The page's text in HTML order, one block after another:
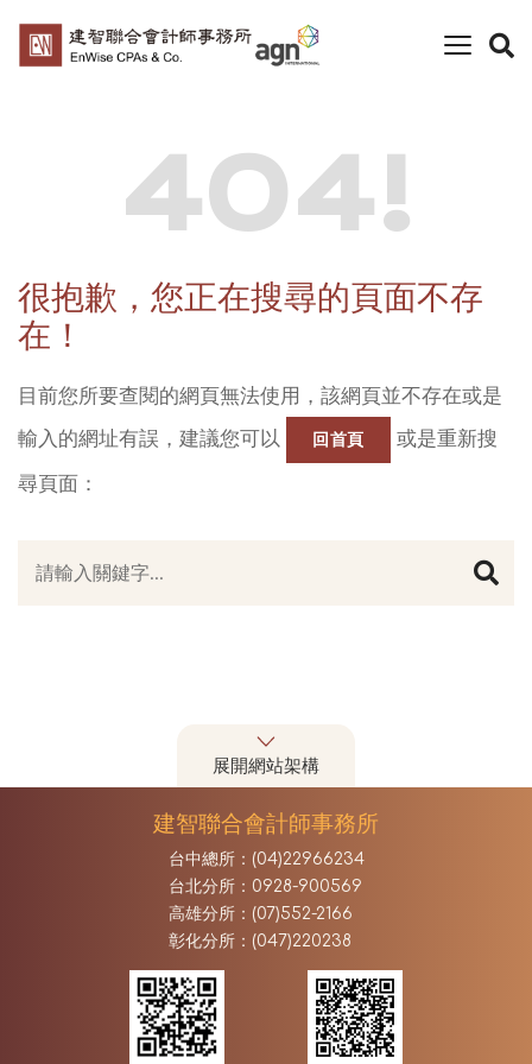
toggle
404!
很抱歉，您正在搜尋的頁面不存
在！
目前您所要查閱的網頁無法使用，該網頁並不存在或是
輸入的網址有誤，建議您可以
回首頁
或是重新搜
尋頁面：
展開網站架構
建智聯合會計師事務所
台中總所：(04)22966234
台北分所：0928-900569
高雄分所：(07)552-2166
彰化分所：(047)220238